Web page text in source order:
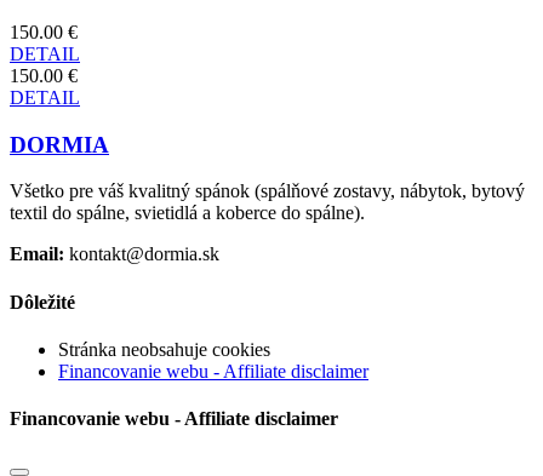
150.00 €
DETAIL
150.00 €
DETAIL
DORMIA
Všetko pre váš kvalitný spánok (spálňové zostavy, nábytok, bytový
textil do spálne, svietidlá a koberce do spálne).
Email: kontakt@dormia.sk
Dôležité
Stránka neobsahuje cookies
Financovanie webu - Affiliate disclaimer
Financovanie webu - Affiliate disclaimer